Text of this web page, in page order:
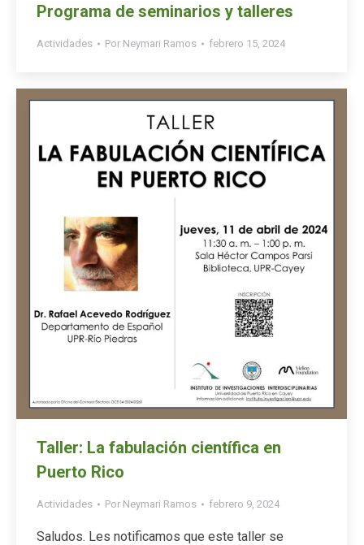
Programa de seminarios y talleres
Actividades Por Neymari Ramos febrero 15, 2024
Taller: La fabulación científica en
Puerto Rico
Actividades Por Neymari Ramos febrero 9, 2024
Saludos. Les notificamos que este taller se